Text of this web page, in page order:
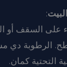
:
على السقف أو
الرطوبة دي
التحتية كمان.